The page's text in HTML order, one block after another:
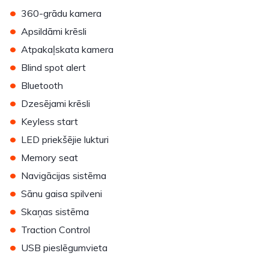
• 360-grādu kamera
• Apsildāmi krēsli
• Atpakaļskata kamera
• Blind spot alert
• Bluetooth
• Dzesējami krēsli
• Keyless start
• LED priekšējie lukturi
• Memory seat
• Navigācijas sistēma
• Sānu gaisa spilveni
• Skaņas sistēma
• Traction Control
• USB pieslēgumvieta